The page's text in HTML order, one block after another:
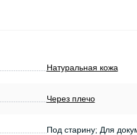
Натуральная кожа
Через плечо
Под старину; Для